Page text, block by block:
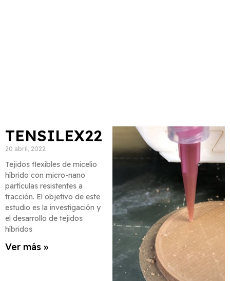
TENSILEX22
20 abril, 2022
Tejidos flexibles de micelio
híbrido con micro-nano
partículas resistentes a
tracción. El objetivo de este
estudio es la investigación y
el desarrollo de tejidos
híbridos
Ver más »